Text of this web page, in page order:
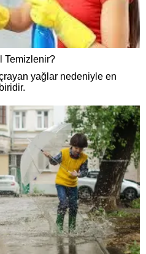
Temizlenir?
yağlar nedeniyle en